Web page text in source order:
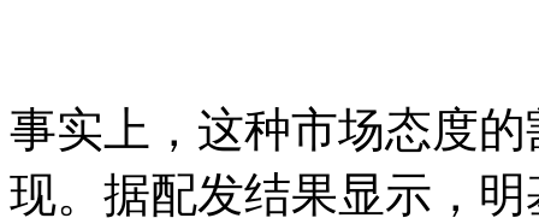
事实上，这种市场态度
现。据配发结果显示，